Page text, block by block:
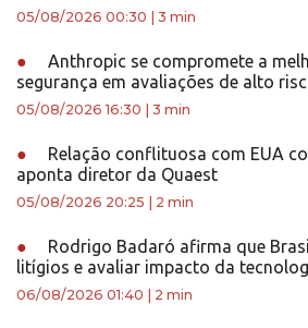
05/08/2026 00:30 3 min
●
Anthropic se compromete a
segurança em avaliações de alto
05/08/2026 16:30 3 min
●
Relação conflituosa com EUA
aponta diretor da Quaest
05/08/2026 20:25 2 min
●
Rodrigo Badaró afirma que
litígios e avaliar impacto da
06/08/2026 01:40 2 min